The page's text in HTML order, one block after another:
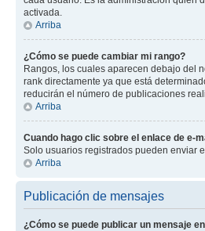
activada.
Arriba
¿Cómo se puede cambiar mi rango?
Rangos, los cuales aparecen debajo del
rank directamente ya que está
reducirán el número de publicaciones
Arriba
Cuando hago clic sobre el enlace de e-
Solo usuarios registrados pueden enviar
Arriba
Publicación de mensajes
¿Cómo se puede publicar un mensaje